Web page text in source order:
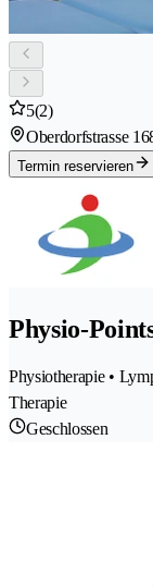
5(2)
Oberdorfstrasse 16
Termin reservieren
Physio-
Physiotherapie •
Therapie
Geschlossen